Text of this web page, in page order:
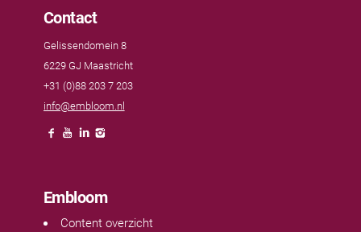
Contact
Gelissendomein 8
6229 GJ Maastricht
+31 (0)88 203 7 203
info@embloom.nl
Embloom
Content overzicht